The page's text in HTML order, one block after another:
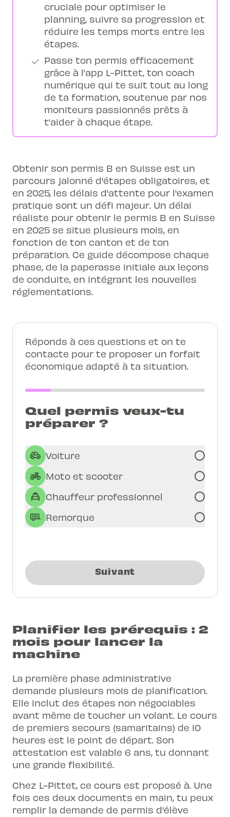
cruciale pour optimiser le
planning, suivre sa progression et
réduire les temps morts entre les
étapes.
Passe ton permis efficacement
grâce à l’app L-Pittet, ton coach
numérique qui te suit tout au long
de ta formation, soutenue par nos
moniteurs passionnés prêts à
t’aider à chaque étape.
Obtenir son permis B en Suisse est un
parcours jalonné d'étapes obligatoires, et
en 2025, les délais d'attente pour l'examen
pratique sont un défi majeur. Un délai
réaliste pour obtenir le permis B en Suisse
en 2025 se situe plusieurs mois, en
fonction de ton canton et de ton
préparation. Ce guide décompose chaque
phase, de la paperasse initiale aux leçons
de conduite, en intégrant les nouvelles
réglementations.
Réponds à ces questions et on te
contacte pour te proposer un forfait
économique adapté à ta situation.
Quel permis veux-tu
préparer ?
Voiture
Moto et scooter
Chauffeur professionnel
Remorque
Suivant
Planifier les prérequis : 2
mois pour lancer la
machine
La première phase administrative
demande plusieurs mois de planification.
Elle inclut des étapes non négociables
avant même de toucher un volant. Le cours
de premiers secours (samaritains) de 10
heures est le point de départ. Son
attestation est valable 6 ans, tu donnant
une grande flexibilité.
Chez L-Pittet, ce cours est proposé à. Une
fois ces deux documents en main, tu peux
remplir la demande de permis d'élève